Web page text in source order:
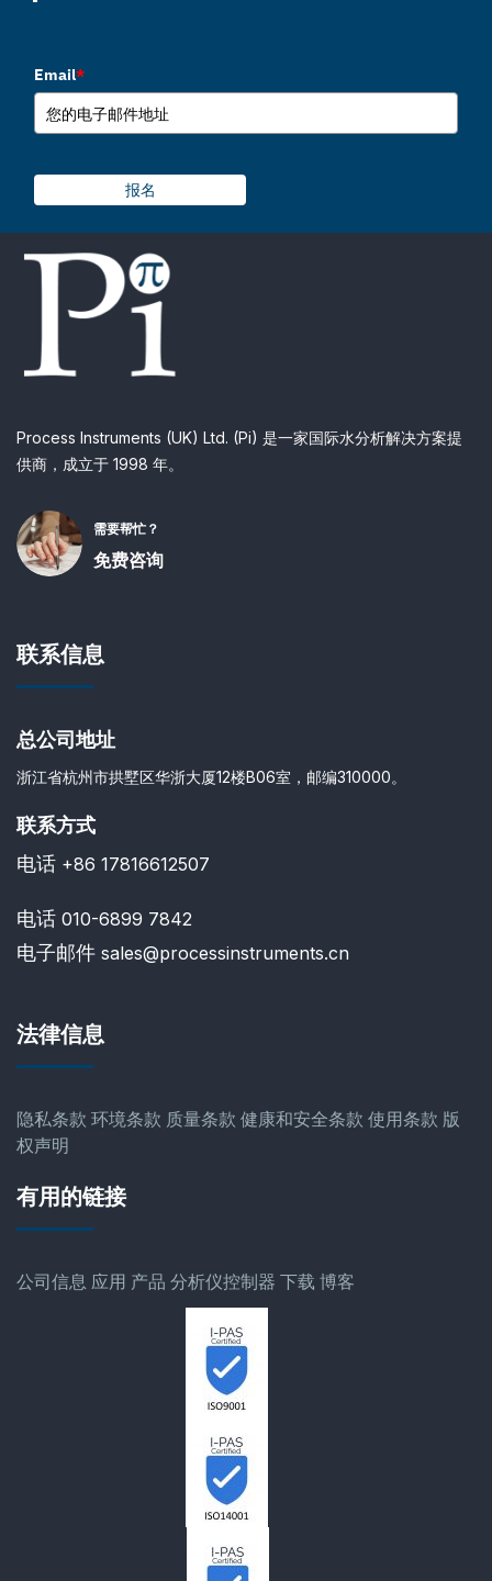
Email*
报名
Process Instruments (UK) Ltd. (Pi) 是一家国际水分析解决方案提
供商，成立于 1998 年。
需要帮忙？
免费咨询
联系信息
总公司地址
浙江省杭州市拱墅区华浙大厦12楼B06室，邮编310000。
联系方式
电话 +86 17816612507
电话 010-6899 7842
电子邮件 sales@processinstruments.cn
法律信息
隐私条款 环境条款 质量条款 健康和安全条款 使用条款 版
权声明
有用的链接
公司信息 应用 产品 分析仪控制器 下载 博客